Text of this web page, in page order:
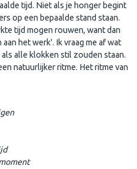
tijd. Niet als je honger begint
op een bepaalde stand staan.
tijd mogen rouwen, want dan
het werk'. Ik vraag me af wat
alle klokken stil zouden staan.
natuurlijker ritme. Het ritme van